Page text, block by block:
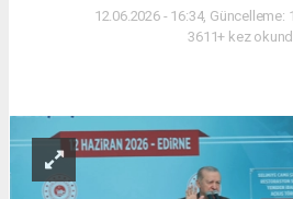
12.06.2026 - 16:34, Güncelleme:
3611+ kez